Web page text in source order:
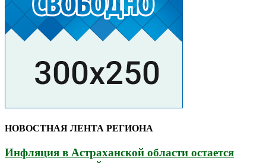
НОВОСТНАЯ ЛЕНТА РЕГИОНА
Инфляция в Астраханской области остается